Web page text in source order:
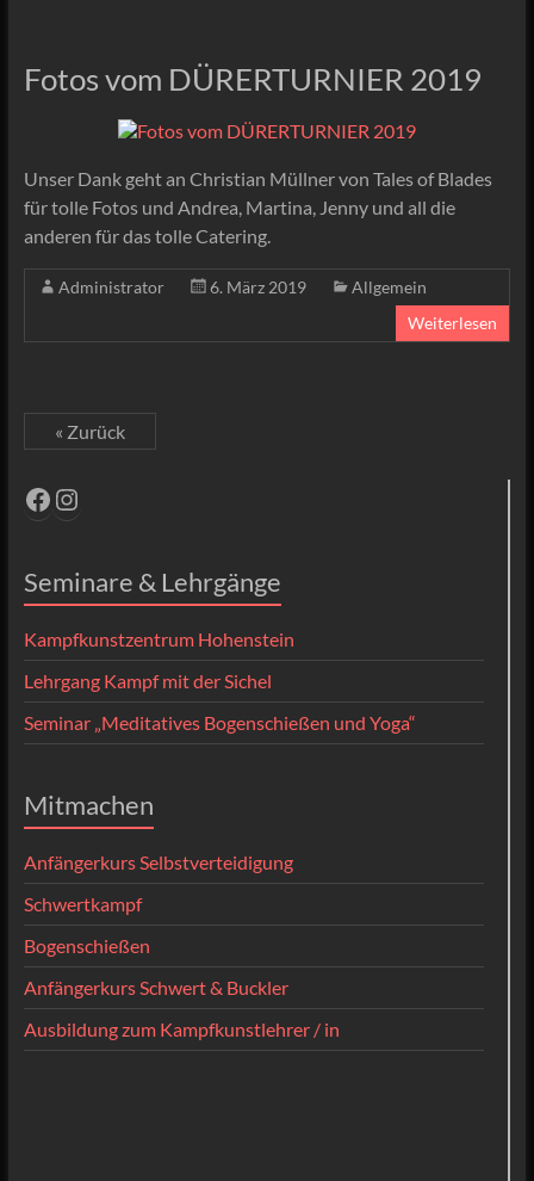
Fotos vom DÜRERTURNIER 2019
Unser Dank geht an Christian Müllner von Tales of Blades
für tolle Fotos und Andrea, Martina, Jenny und all die
anderen für das tolle Catering.
Administrator 6. März 2019
Allgemein
Weiterlesen
« Zurück
Facebook
Instagram
Seminare & Lehrgänge
Kampfkunstzentrum Hohenstein
Lehrgang Kampf mit der Sichel
Seminar „Meditatives Bogenschießen und Yoga“
Mitmachen
Anfängerkurs Selbstverteidigung
Schwertkampf
Bogenschießen
Anfängerkurs Schwert & Buckler
Ausbildung zum Kampfkunstlehrer / in